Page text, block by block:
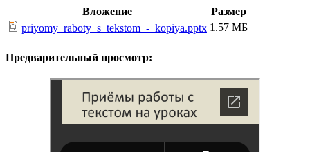
Вложение
Размер
priyomy_raboty_s_tekstom_-_kopiya.pptx 1.57 МБ
Предварительный просмотр: